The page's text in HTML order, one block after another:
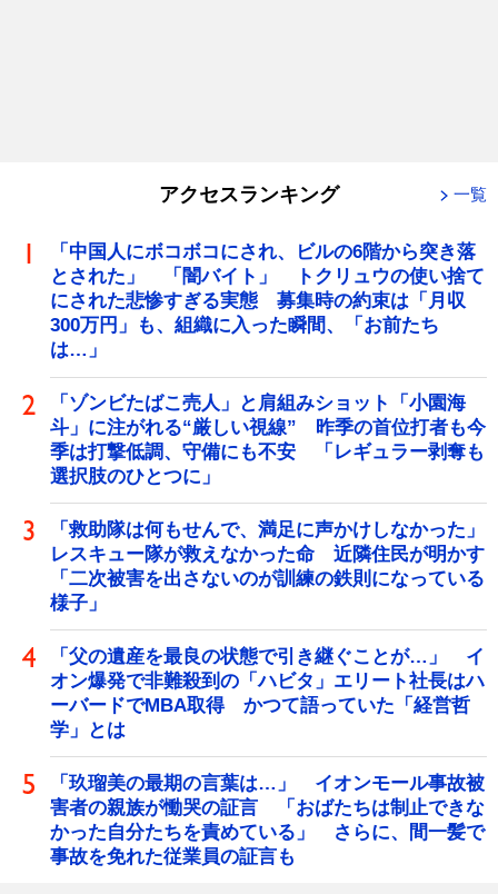
アクセスランキング 一覧
「中国人にボコボコにされ、ビルの6階から突き落
とされた」 「闇バイト」 トクリュウの使い捨て
にされた悲惨すぎる実態 募集時の約束は「月収
300万円」も、組織に入った瞬間、「お前たち
は…」
「ゾンビたばこ売人」と肩組みショット「小園海
斗」に注がれる“厳しい視線” 昨季の首位打者も今
季は打撃低調、守備にも不安 「レギュラー剥奪も
選択肢のひとつに」
「救助隊は何もせんで、満足に声かけしなかった」
レスキュー隊が救えなかった命 近隣住民が明かす
「二次被害を出さないのが訓練の鉄則になっている
様子」
「父の遺産を最良の状態で引き継ぐことが…」 イ
オン爆発で非難殺到の「ハビタ」エリート社長はハ
ーバードでMBA取得 かつて語っていた「経営哲
学」とは
「玖瑠美の最期の言葉は…」 イオンモール事故被
害者の親族が慟哭の証言 「おばたちは制止できな
かった自分たちを責めている」 さらに、間一髪で
事故を免れた従業員の証言も